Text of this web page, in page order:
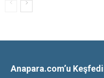
Anapara.com’u